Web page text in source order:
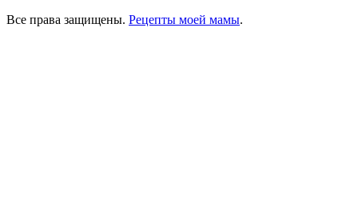
Все права защищены. Рецепты моей мамы.